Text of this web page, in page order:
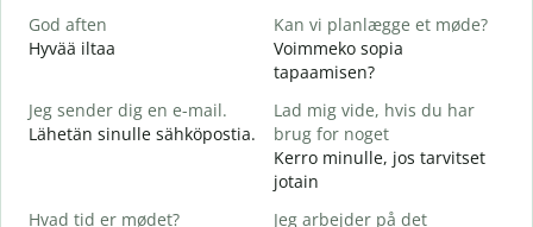
God aften
Hyvää iltaa
Kan vi planlægge et møde?
Voimmeko sopia
tapaamisen?
Jeg sender dig en e-mail.
Lähetän sinulle sähköpostia.
Lad mig vide, hvis du har
brug for noget
Kerro minulle, jos tarvitset
jotain
Hvad tid er mødet?
Jeg arbejder på det